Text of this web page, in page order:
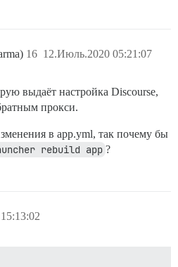
12.Июль.2020 05:21:07
16
выдаёт настройка Discourse,
прокси.
в app.yml, так почему бы
rebuild app ?